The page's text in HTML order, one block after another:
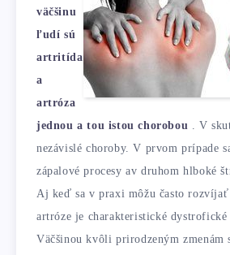
väčšinu
ľudí sú
artritída
a
artróza
jednou a tou istou chorobou . V
nezávislé choroby. V prvom prípade
zápalové procesy av druhom hlboké
Aj keď sa v praxi môžu často
artróze je charakteristické dystrofické
Väčšinou kvôli prirodzeným zmenám